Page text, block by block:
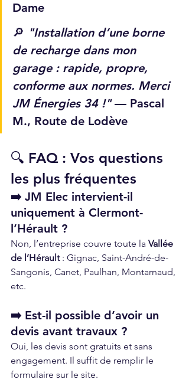
Dame
🔎 "Installation d’une borne
de recharge dans mon
garage : rapide, propre,
conforme aux normes. Merci
JM Énergies 34 !" — Pascal
M., Route de Lodève
🔍 FAQ : Vos questions
les plus fréquentes
➡️ JM Elec intervient-il
uniquement à Clermont-
l’Hérault ?
Non, l’entreprise couvre toute la Vallée
de l’Hérault : Gignac, Saint-André-de-
Sangonis, Canet, Paulhan, Montarnaud,
etc.
➡️ Est-il possible d’avoir un
devis avant travaux ?
Oui, les devis sont gratuits et sans
engagement. Il suffit de remplir le
formulaire sur le site.